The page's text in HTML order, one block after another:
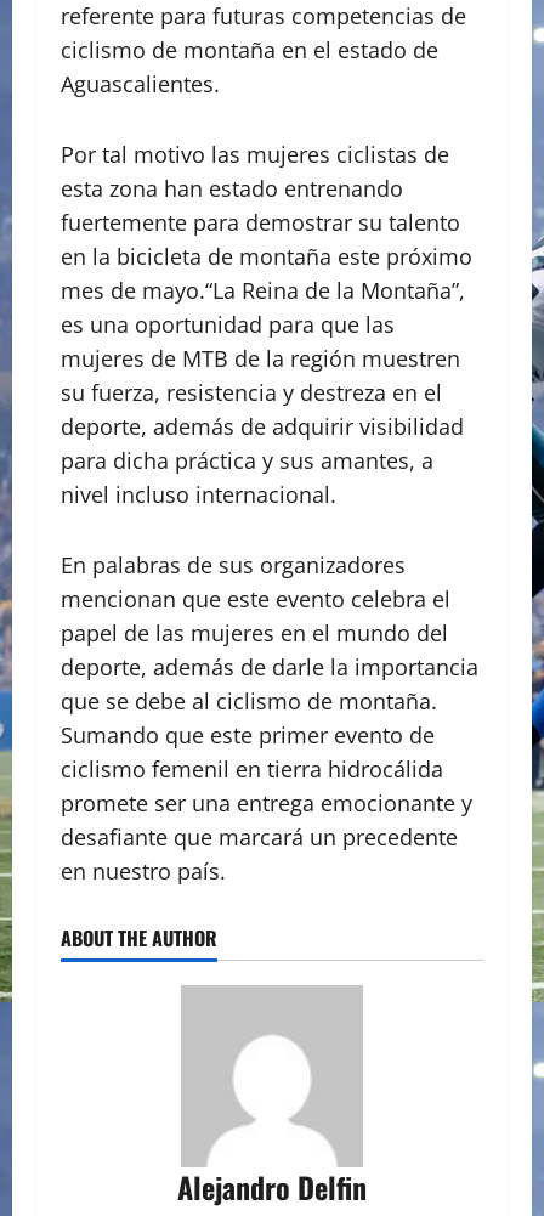
referente para futuras competencias de
ciclismo de montaña en el estado de
Aguascalientes.
Por tal motivo las mujeres ciclistas de
esta zona han estado entrenando
fuertemente para demostrar su talento
en la bicicleta de montaña este próximo
mes de mayo.“La Reina de la Montaña”,
es una oportunidad para que las
mujeres de MTB de la región muestren
su fuerza, resistencia y destreza en el
deporte, además de adquirir visibilidad
para dicha práctica y sus amantes, a
nivel incluso internacional.
En palabras de sus organizadores
mencionan que este evento celebra el
papel de las mujeres en el mundo del
deporte, además de darle la importancia
que se debe al ciclismo de montaña.
Sumando que este primer evento de
ciclismo femenil en tierra hidrocálida
promete ser una entrega emocionante y
desafiante que marcará un precedente
en nuestro país.
ABOUT THE AUTHOR
Alejandro Delfin